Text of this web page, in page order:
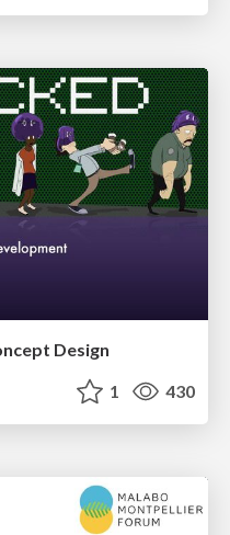
Design
1 430